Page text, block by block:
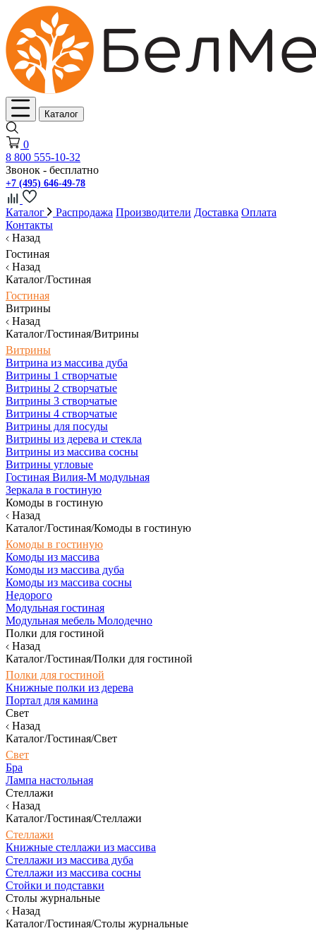
Каталог
0
8 800 555-10-32
Звонок - бесплатно
+7 (495) 646-49-78
Каталог Распродажа Производители Доставка Оплата
Контакты
Назад
Гостиная
Назад
Каталог/Гостиная
Гостиная
Витрины
Назад
Каталог/Гостиная/Витрины
Витрины
Витрина из массива дуба
Витрины 1 створчатые
Витрины 2 створчатые
Витрины 3 створчатые
Витрины 4 створчатые
Витрины для посуды
Витрины из дерева и стекла
Витрины из массива сосны
Витрины угловые
Гостиная Вилия-М модульная
Зеркала в гостиную
Комоды в гостиную
Назад
Каталог/Гостиная/Комоды в гостиную
Комоды в гостиную
Комоды из массива
Комоды из массива дуба
Комоды из массива сосны
Недорого
Модульная гостиная
Модульная мебель Молодечно
Полки для гостиной
Назад
Каталог/Гостиная/Полки для гостиной
Полки для гостиной
Книжные полки из дерева
Портал для камина
Свет
Назад
Каталог/Гостиная/Свет
Свет
Бра
Лампа настольная
Стеллажи
Назад
Каталог/Гостиная/Стеллажи
Стеллажи
Книжные стеллажи из массива
Стеллажи из массива дуба
Стеллажи из массива сосны
Стойки и подставки
Столы журнальные
Назад
Каталог/Гостиная/Столы журнальные